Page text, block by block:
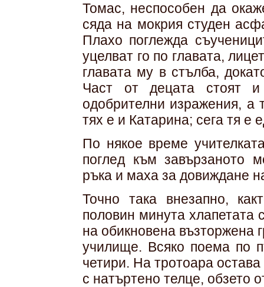
Томас, неспособен да
сяда на мокрия студен
Плахо поглежда
уцелват го по главата,
главата му в стълба,
Част от децата стоят
одобрителни изражения, а
тях е и Катарина; сега тя е
По някое време
поглед към завързаното
ръка и маха за довиждане
Точно така внезапно,
половин минута хлапетата
на обикновена възторжена
училище. Всяко поема по
четири. На тротоара
с натъртено телце, обзето